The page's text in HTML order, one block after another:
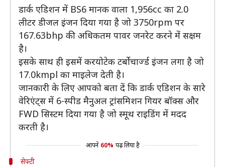
डार्क एडिशन में BS6 मानक वाला 1,956cc का 2.0
लीटर डीजल इंजन दिया गया है जो 3750rpm पर
167.63bhp की अधिकतम पावर जनरेट करने में सक्षम
है।
इसके साथ ही इसमें करयोटेक टर्बोचार्ज्ड इंजन लगा है जो
17.0kmpl का माइलेज देती है।
जानकारी के लिए आपको बता दें कि डार्क एडिशन के सारे
वेरिएंट्स में 6-स्पीड मैनुअल ट्रांसमिशन गियर बॉक्स और
FWD सिस्टम दिया गया है जो स्मूथ राइडिंग में मदद
करती है।
आपने 60% पढ़ लिया है
सेफ्टी